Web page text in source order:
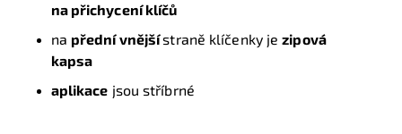
na přichycení klíčů
na přední vnějšístraně klíčenky jezipová
kapsa
aplikace jsou stříbrné